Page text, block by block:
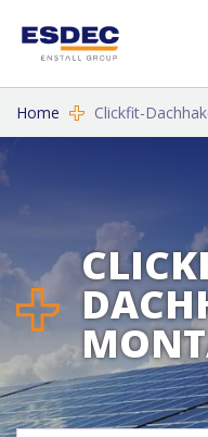
Home Clickfit-